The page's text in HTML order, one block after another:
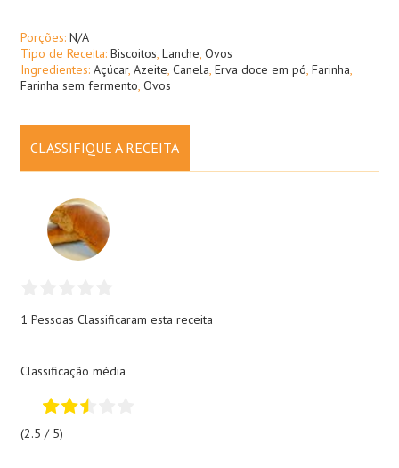
Porções: N/A
Tipo de Receita: Biscoitos, Lanche, Ovos
Ingredientes: Açúcar, Azeite, Canela, Erva doce em pó, Farinha,
Farinha sem fermento, Ovos
CLASSIFIQUE A RECEITA
1 Pessoas Classificaram esta receita
Classificação média
(2.5 / 5)